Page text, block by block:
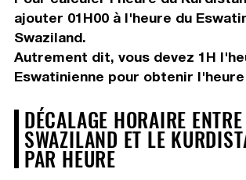
ajouter 01H00à l'heure du
Swaziland.
Autrement dit, vous devez 1H
Eswatinienne pour obtenir
DÉCALAGE HORAIRE
SWAZILAND ET LE
PAR HEURE